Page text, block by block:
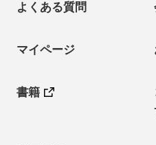
よくある質問
マイページ
書籍